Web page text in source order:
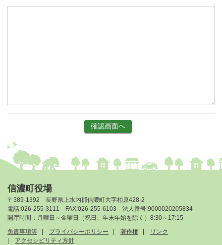
信濃町役場
〒389-1392 長野県上水内郡信濃町大字柏原428-2
電話:026-255-3111 FAX:026-255-6103 法人番号:9000020205834
開庁時間：月曜日～金曜日（祝日、年末年始を除く）8:30～17:15
免責事項等
プライバシーポリシー 著作権
リンク
アクセシビリティ方針